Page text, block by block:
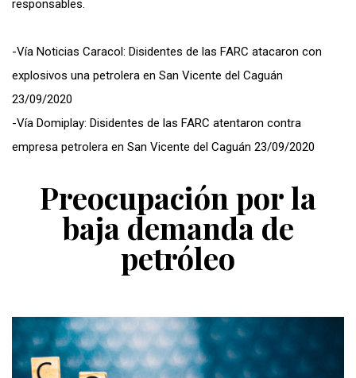
responsables.
-Vía Noticias Caracol: Disidentes de las FARC atacaron con
explosivos una petrolera en San Vicente del Caguán
23/09/2020
-Vía Domiplay: Disidentes de las FARC atentaron contra
empresa petrolera en San Vicente del Caguán 23/09/2020
Preocupación por la
baja demanda de
petróleo